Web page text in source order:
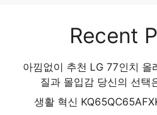
Recent
아낌없이 추천 LG 77인치 올
질과 몰입감 당신의 선택
생활 혁신